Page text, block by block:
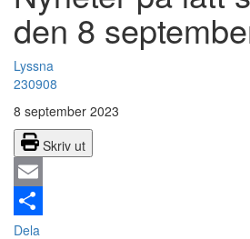
den 8
Lyssna
230908
8 september 2023
Skriv ut
Email
Dela